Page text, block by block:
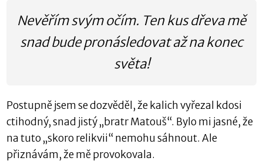
Nevěřím svým očím. Ten kus dřeva mě
snad bude pronásledovat až na konec
světa!
Postupně jsem se dozvěděl, že kalich vyřezal kdosi
ctihodný, snad jistý „bratr Matouš“. Bylo mi jasné, že
na tuto „skoro relikvii“ nemohu sáhnout. Ale
přiznávám, že mě provokovala.